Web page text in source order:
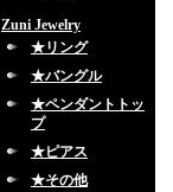
Zuni Jewelry
★リング
★バングル
★ペンダントトッ
プ
★ピアス
★その他